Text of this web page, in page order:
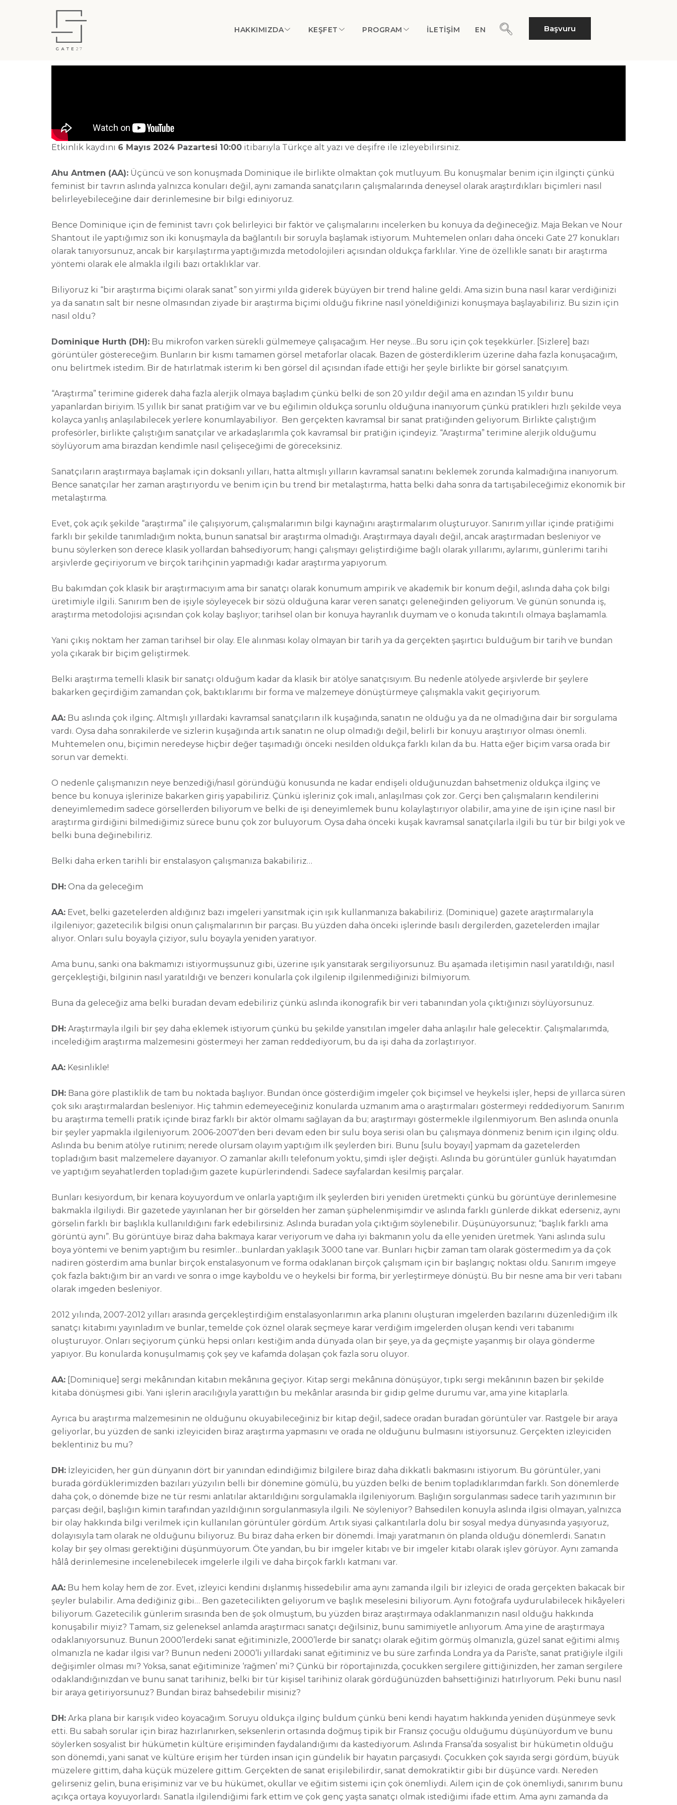
HAKKIMIZDA KEŞFET PROGRAM İLETIŞIM EN Başvuru
Etkinlik kaydını 6 Mayıs 2024 Pazartesi 10:00 itibarıyla Türkçe alt yazı ve deşifre ile izleyebilirsiniz.
Ahu Antmen (AA): Üçüncü ve son konuşmada Dominique ile birlikte olmaktan çok mutluyum. Bu konuşmalar benim için ilginçti çünkü
feminist bir tavrın aslında yalnızca konuları değil, aynı zamanda sanatçıların çalışmalarında deneysel olarak araştırdıkları biçimleri nasıl
belirleyebileceğine dair derinlemesine bir bilgi ediniyoruz.
Bence Dominique için de feminist tavrı çok belirleyici bir faktör ve çalışmalarını incelerken bu konuya da değineceğiz. Maja Bekan ve Nour
Shantout ile yaptığımız son iki konuşmayla da bağlantılı bir soruyla başlamak istiyorum. Muhtemelen onları daha önceki Gate 27 konukları
olarak tanıyorsunuz, ancak bir karşılaştırma yaptığımızda metodolojileri açısından oldukça farklılar. Yine de özellikle sanatı bir araştırma
yöntemi olarak ele almakla ilgili bazı ortaklıklar var.
Biliyoruz ki “bir araştırma biçimi olarak sanat” son yirmi yılda giderek büyüyen bir trend haline geldi. Ama sizin buna nasıl karar verdiğinizi
ya da sanatın salt bir nesne olmasından ziyade bir araştırma biçimi olduğu fikrine nasıl yöneldiğinizi konuşmaya başlayabiliriz. Bu sizin için
nasıl oldu?
Dominique Hurth (DH): Bu mikrofon varken sürekli gülmemeye çalışacağım. Her neyse… Bu soru için çok teşekkürler. [Sizlere] bazı
görüntüler göstereceğim. Bunların bir kısmı tamamen görsel metaforlar olacak. Bazen de gösterdiklerim üzerine daha fazla konuşacağım,
onu belirtmek istedim. Bir de hatırlatmak isterim ki ben görsel dil açısından ifade ettiği her şeyle birlikte bir görsel sanatçıyım.
“Araştırma” terimine giderek daha fazla alerjik olmaya başladım çünkü belki de son 20 yıldır değil ama en azından 15 yıldır bunu
yapanlardan biriyim. 15 yıllık bir sanat pratiğim var ve bu eğilimin oldukça sorunlu olduğuna inanıyorum çünkü pratikleri hızlı şekilde veya
kolayca yanlış anlaşılabilecek yerlere konumlayabiliyor. Ben gerçekten kavramsal bir sanat pratiğinden geliyorum. Birlikte çalıştığım
profesörler, birlikte çalıştığım sanatçılar ve arkadaşlarımla çok kavramsal bir pratiğin içindeyiz. “Araştırma” terimine alerjik olduğumu
söylüyorum ama birazdan kendimle nasıl çelişeceğimi de göreceksiniz.
Sanatçıların araştırmaya başlamak için doksanlı yılları, hatta altmışlı yılların kavramsal sanatını beklemek zorunda kalmadığına inanıyorum.
Bence sanatçılar her zaman araştırıyordu ve benim için bu trend bir metalaştırma, hatta belki daha sonra da tartışabileceğimiz ekonomik bir
metalaştırma.
Evet, çok açık şekilde “araştırma” ile çalışıyorum, çalışmalarımın bilgi kaynağını araştırmalarım oluşturuyor. Sanırım yıllar içinde pratiğimi
farklı bir şekilde tanımladığım nokta, bunun sanatsal bir araştırma olmadığı. Araştırmaya dayalı değil, ancak araştırmadan besleniyor ve
bunu söylerken son derece klasik yollardan bahsediyorum; hangi çalışmayı geliştirdiğime bağlı olarak yıllarımı, aylarımı, günlerimi tarihi
arşivlerde geçiriyorum ve birçok tarihçinin yapmadığı kadar araştırma yapıyorum.
Bu bakımdan çok klasik bir araştırmacıyım ama bir sanatçı olarak konumum ampirik ve akademik bir konum değil, aslında daha çok bilgi
üretimiyle ilgili. Sanırım ben de işiyle söyleyecek bir sözü olduğuna karar veren sanatçı geleneğinden geliyorum. Ve günün sonunda iş,
araştırma metodolojisi açısından çok kolay başlıyor; tarihsel olan bir konuya hayranlık duymam ve o konuda takıntılı olmaya başlamamla.
Yani çıkış noktam her zaman tarihsel bir olay. Ele alınması kolay olmayan bir tarih ya da gerçekten şaşırtıcı bulduğum bir tarih ve bundan
yola çıkarak bir biçim geliştirmek.
Belki araştırma temelli klasik bir sanatçı olduğum kadar da klasik bir atölye sanatçısıyım. Bu nedenle atölyede arşivlerde bir şeylere
bakarken geçirdiğim zamandan çok, baktıklarımı bir forma ve malzemeye dönüştürmeye çalışmakla vakit geçiriyorum.
AA: Bu aslında çok ilginç. Altmışlı yıllardaki kavramsal sanatçıların ilk kuşağında, sanatın ne olduğu ya da ne olmadığına dair bir sorgulama
vardı. Oysa daha sonrakilerde ve sizlerin kuşağında artık sanatın ne olup olmadığı değil, belirli bir konuyu araştırıyor olması önemli.
Muhtemelen onu, biçimin neredeyse hiçbir değer taşımadığı önceki nesilden oldukça farklı kılan da bu. Hatta eğer biçim varsa orada bir
sorun var demekti.
O nedenle çalışmanızın neye benzediği/nasıl göründüğü konusunda ne kadar endişeli olduğunuzdan bahsetmeniz oldukça ilginç ve
bence bu konuya işlerinize bakarken giriş yapabiliriz. Çünkü işleriniz çok imalı, anlaşılması çok zor. Gerçi ben çalışmaların kendilerini
deneyimlemedim sadece görsellerden biliyorum ve belki de işi deneyimlemek bunu kolaylaştırıyor olabilir, ama yine de işin içine nasıl bir
araştırma girdiğini bilmediğimiz sürece bunu çok zor buluyorum. Oysa daha önceki kuşak kavramsal sanatçılarla ilgili bu tür bir bilgi yok ve
belki buna değinebiliriz.
Belki daha erken tarihli bir enstalasyon çalışmanıza bakabiliriz…
DH: Ona da geleceğim
AA: Evet, belki gazetelerden aldığınız bazı imgeleri yansıtmak için ışık kullanmanıza bakabiliriz. (Dominique) gazete araştırmalarıyla
ilgileniyor; gazetecilik bilgisi onun çalışmalarının bir parçası. Bu yüzden daha önceki işlerinde basılı dergilerden, gazetelerden imajlar
alıyor. Onları sulu boyayla çiziyor, sulu boyayla yeniden yaratıyor.
Ama bunu, sanki ona bakmamızı istiyormuşsunuz gibi, üzerine ışık yansıtarak sergiliyorsunuz. Bu aşamada iletişimin nasıl yaratıldığı, nasıl
gerçekleştiği, bilginin nasıl yaratıldığı ve benzeri konularla çok ilgilenip ilgilenmediğinizi bilmiyorum.
Buna da geleceğiz ama belki buradan devam edebiliriz çünkü aslında ikonografik bir veri tabanından yola çıktığınızı söylüyorsunuz.
DH: Araştırmayla ilgili bir şey daha eklemek istiyorum çünkü bu şekilde yansıtılan imgeler daha anlaşılır hale gelecektir. Çalışmalarımda,
incelediğim araştırma malzemesini göstermeyi her zaman reddediyorum, bu da işi daha da zorlaştırıyor.
AA: Kesinlikle!
DH: Bana göre plastiklik de tam bu noktada başlıyor. Bundan önce gösterdiğim imgeler çok biçimsel ve heykelsi işler, hepsi de yıllarca süren
çok sıkı araştırmalardan besleniyor. Hiç tahmin edemeyeceğiniz konularda uzmanım ama o araştırmaları göstermeyi reddediyorum. Sanırım
bu araştırma temelli pratik içinde biraz farklı bir aktör olmamı sağlayan da bu; araştırmayı göstermekle ilgilenmiyorum. Ben aslında onunla
bir şeyler yapmakla ilgileniyorum. 2006-2007’den beri devam eden bir sulu boya serisi olan bu çalışmaya dönmeniz benim için ilginç oldu.
Aslında bu benim atölye rutinim; nerede olursam olayım yaptığım ilk şeylerden biri. Bunu [sulu boyayı] yapmam da gazetelerden
topladığım basit malzemelere dayanıyor. O zamanlar akıllı telefonum yoktu, şimdi işler değişti. Aslında bu görüntüler günlük hayatımdan
ve yaptığım seyahatlerden topladığım gazete kupürlerindendi. Sadece sayfalardan kesilmiş parçalar.
Bunları kesiyordum, bir kenara koyuyordum ve onlarla yaptığım ilk şeylerden biri yeniden üretmekti çünkü bu görüntüye derinlemesine
bakmakla ilgiliydi. Bir gazetede yayınlanan her bir görselden her zaman şüphelenmişimdir ve aslında farklı günlerde dikkat ederseniz, aynı
görselin farklı bir başlıkla kullanıldığını fark edebilirsiniz. Aslında buradan yola çıktığım söylenebilir. Düşünüyorsunuz; “başlık farklı ama
görüntü aynı”. Bu görüntüye biraz daha bakmaya karar veriyorum ve daha iyi bakmanın yolu da elle yeniden üretmek. Yani aslında sulu
boya yöntemi ve benim yaptığım bu resimler…bunlardan yaklaşık 3000 tane var. Bunları hiçbir zaman tam olarak göstermedim ya da çok
nadiren gösterdim ama bunlar birçok enstalasyonum ve forma odaklanan birçok çalışmam için bir başlangıç noktası oldu. Sanırım imgeye
çok fazla baktığım bir an vardı ve sonra o imge kayboldu ve o heykelsi bir forma, bir yerleştirmeye dönüştü. Bu bir nesne ama bir veri tabanı
olarak imgeden besleniyor.
2012 yılında, 2007-2012 yılları arasında gerçekleştirdiğim enstalasyonlarımın arka planını oluşturan imgelerden bazılarını düzenlediğim ilk
sanatçı kitabımı yayınladım ve bunlar, temelde çok öznel olarak seçmeye karar verdiğim imgelerden oluşan kendi veri tabanımı
oluşturuyor. Onları seçiyorum çünkü hepsi onları kestiğim anda dünyada olan bir şeye, ya da geçmişte yaşanmış bir olaya gönderme
yapıyor. Bu konularda konuşulmamış çok şey ve kafamda dolaşan çok fazla soru oluyor.
AA: [Dominique] sergi mekânından kitabın mekânına geçiyor. Kitap sergi mekânına dönüşüyor, tıpkı sergi mekânının bazen bir şekilde
kitaba dönüşmesi gibi. Yani işlerin aracılığıyla yarattığın bu mekânlar arasında bir gidip gelme durumu var, ama yine kitaplarla.
Ayrıca bu araştırma malzemesinin ne olduğunu okuyabileceğiniz bir kitap değil, sadece oradan buradan görüntüler var. Rastgele bir araya
geliyorlar, bu yüzden de sanki izleyiciden biraz araştırma yapmasını ve orada ne olduğunu bulmasını istiyorsunuz. Gerçekten izleyiciden
beklentiniz bu mu?
DH: İzleyiciden, her gün dünyanın dört bir yanından edindiğimiz bilgilere biraz daha dikkatli bakmasını istiyorum. Bu görüntüler, yani
burada gördüklerimizden bazıları yüzyılın belli bir dönemine gömülü, bu yüzden belki de benim topladıklarımdan farklı. Son dönemlerde
daha çok, o dönemde bize ne tür resmi anlatılar aktarıldığını sorgulamakla ilgileniyorum. Başlığın sorgulanması sadece tarih yazımının bir
parçası değil, başlığın kimin tarafından yazıldığının sorgulanmasıyla ilgili. Ne söyleniyor? Bahsedilen konuyla aslında ilgisi olmayan, yalnızca
bir olay hakkında bilgi verilmek için kullanılan görüntüler gördüm. Artık siyasi çalkantılarla dolu bir sosyal medya dünyasında yaşıyoruz,
dolayısıyla tam olarak ne olduğunu biliyoruz. Bu biraz daha erken bir dönemdi. İmajı yaratmanın ön planda olduğu dönemlerdi. Sanatın
kolay bir şey olması gerektiğini düşünmüyorum. Öte yandan, bu bir imgeler kitabı ve bir imgeler kitabı olarak işlev görüyor. Aynı zamanda
hâlâ derinlemesine incelenebilecek imgelerle ilgili ve daha birçok farklı katmanı var.
AA: Bu hem kolay hem de zor. Evet, izleyici kendini dışlanmış hissedebilir ama aynı zamanda ilgili bir izleyici de orada gerçekten bakacak bir
şeyler bulabilir. Ama dediğiniz gibi… Ben gazetecilikten geliyorum ve başlık meselesini biliyorum. Aynı fotoğrafa uydurulabilecek hikâyeleri
biliyorum. Gazetecilik günlerim sırasında ben de şok olmuştum, bu yüzden biraz araştırmaya odaklanmanızın nasıl olduğu hakkında
konuşabilir miyiz? Tamam, siz geleneksel anlamda araştırmacı sanatçı değilsiniz, bunu samimiyetle anlıyorum. Ama yine de araştırmaya
odaklanıyorsunuz. Bunun 2000’lerdeki sanat eğitiminizle, 2000’lerde bir sanatçı olarak eğitim görmüş olmanızla, güzel sanat eğitimi almış
olmanızla ne kadar ilgisi var? Bunun nedeni 2000’li yıllardaki sanat eğitiminiz ve bu süre zarfında Londra ya da Paris’te, sanat pratiğiyle ilgili
değişimler olması mı? Yoksa, sanat eğitiminize ‘rağmen’ mi? Çünkü bir röportajınızda, çocukken sergilere gittiğinizden, her zaman sergilere
odaklandığınızdan ve bunu sanat tarihiniz, belki bir tür kişisel tarihiniz olarak gördüğünüzden bahsettiğinizi hatırlıyorum. Peki bunu nasıl
bir araya getiriyorsunuz? Bundan biraz bahsedebilir misiniz?
DH: Arka plana bir karışık video koyacağım. Soruyu oldukça ilginç buldum çünkü beni kendi hayatım hakkında yeniden düşünmeye sevk
etti. Bu sabah sorular için biraz hazırlanırken, seksenlerin ortasında doğmuş tipik bir Fransız çocuğu olduğumu düşünüyordum ve bunu
söylerken sosyalist bir hükümetin kültüre erişiminden faydalandığımı da kastediyorum. Aslında Fransa’da sosyalist bir hükümetin olduğu
son dönemdi, yani sanat ve kültüre erişim her türden insan için gündelik bir hayatın parçasıydı. Çocukken çok sayıda sergi gördüm, büyük
müzelere gittim, daha küçük müzelere gittim. Gerçekten de sanat erişilebilirdir, sanat demokratiktir gibi bir düşünce vardı. Nereden
gelirseniz gelin, buna erişiminiz var ve bu hükümet, okullar ve eğitim sistemi için çok önemliydi. Ailem için de çok önemliydi, sanırım bunu
açıkça ortaya koyuyorlardı. Sanatla ilgilendiğimi fark ettim ve çok genç yaşta sanatçı olmak istediğimi ifade ettim. Ama aynı zamanda da